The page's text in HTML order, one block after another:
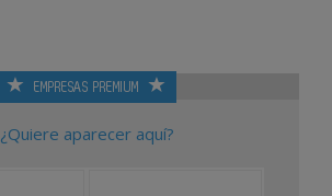
EMPRESAS PREMIUM
¿Quiere aparecer aquí?